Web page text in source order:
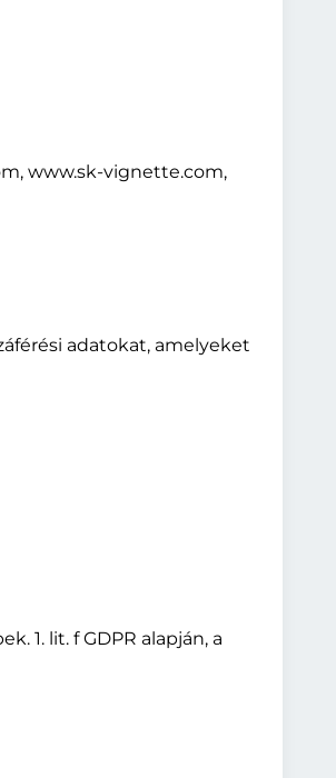
www.sk-vignette.com,
adatokat, amelyeket
1. lit. f GDPR alapján, a